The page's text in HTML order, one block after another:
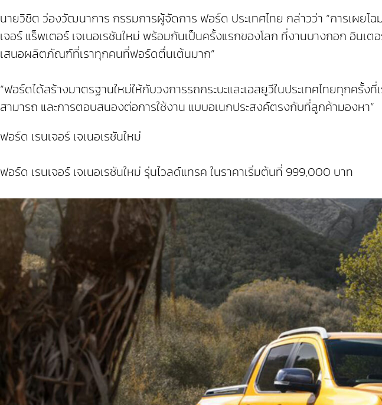
นายวิชิต ว่องวัฒนาการ กรรมการผู้จัดการ ฟอร์ด ประเทศไทย กล่าวว่า “การเผยโฉ
เจอร์ แร็พเตอร์ เจเนอเรชันใหม่ พร้อมกันเป็นครั้งแรกของโลก ที่งานบางกอก อินเ
เสนอผลิตภัณฑ์ที่เราทุกคนที่ฟอร์ดตื่นเต้นมาก”
“ฟอร์ดได้สร้างมาตรฐานใหม่ให้กับวงการรถกระบะและเอสยูวีในประเทศไทยทุกค
สามารถ และการตอบสนองต่อการใช้งาน แบบอเนกประสงค์ตรงกับที่ลูกค้ามองหา”
ฟอร์ด เรนเจอร์ เจเนอเรชันใหม่
ฟอร์ด เรนเจอร์ เจเนอเรชันใหม่ รุ่นไวลด์แทรค ในราคาเริ่มต้นที่ 999,000 บาท